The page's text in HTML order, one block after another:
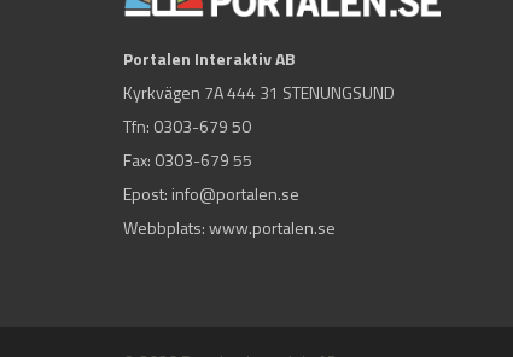
Portalen Interaktiv AB
Kyrkvägen 7A 444 31 STENUNGSUND
Tfn: 0303-679 50
Fax: 0303-679 55
Epost: info@portalen.se
Webbplats: www.portalen.se